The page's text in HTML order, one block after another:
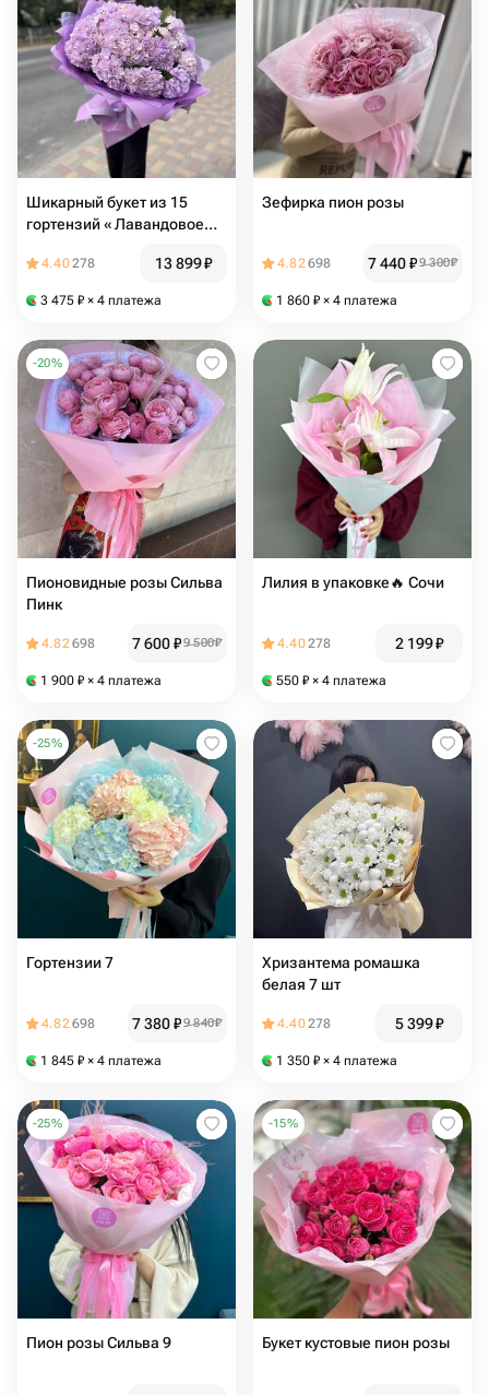
Шикарный букет из 15
гортензий « Лавандовое
4.40278 13 899₽
3 475 ₽ × 4 платежа
Зефирка пион розы
4.82698 7 440₽9 300₽
1 860 ₽ × 4 платежа
-20%
Пионовидные розы Сильва
Пинк
4.82698 7 600₽9 500₽
1 900 ₽ × 4 платежа
Лилия в упаковке🔥 Сочи
4.40278 2 199₽
550 ₽ × 4 платежа
-25%
Гортензии 7
4.82698 7 380₽9 840₽
1 845 ₽ × 4 платежа
Хризантема ромашка
белая 7 шт
4.40278 5 399₽
1 350 ₽ × 4 платежа
-25%
Пион розы Сильва 9
-15%
Букет кустовые пион розы